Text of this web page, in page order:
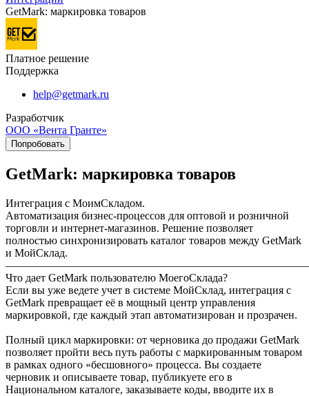
GetMark: маркировка товаров
Платное решение
Поддержка
help@getmark.ru
Разработчик
ООО «Вента Гранте»
Попробовать
GetMark: маркировка товаров
Интеграция с МоимСкладом.
Автоматизация бизнес-процессов для оптовой и розничной
торговли и интернет-магазинов. Решение позволяет
полностью синхронизировать каталог товаров между GetMark
и МойСклад.
Что дает GetMark пользователю МоегоСклада?
Если вы уже ведете учет в системе МойСклад, интеграция с
GetMark превращает её в мощный центр управления
маркировкой, где каждый этап автоматизирован и прозрачен.
Полный цикл маркировки: от черновика до продажи GetMark
позволяет пройти весь путь работы с маркированным товаром
в рамках одного «бесшовного» процесса. Вы создаете
черновик и описываете товар, публикуете его в
Национальном каталоге, заказываете коды, вводите их в